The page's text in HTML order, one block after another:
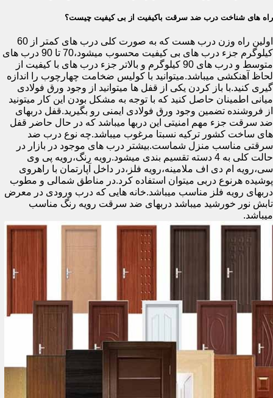
راه های شناخت درب ضد سرقت باکیفیت از بی کیفیت چیست؟
اولین راه وزن درب هست که به صورت کلی درب های کمتر از 60
کیلوگرم جزء درب های بی کیفیت محسوب میشود،70 تا 90 درب های
متوسط و درب های 90 کیلوگرم و بالاتر جزء درب های با کیفیت از
لحاظ آهنکشی میباشد.میتوانید با کولیس ضخامت چهارچوب را اندازه
گیری کنید.با باز کردن یکی از قفل ها میتوانید از وجود ورق فولادی
میانی اطمینان حاصل کنید که با توجه به مشکل بودن این کار میتونید
از فروشنده تضمین وجود ورق فولادی ایمنی رو بگیرید.قفل دربهای
ضد سرقت جزء مهم امنیتی این دربها میباشد که در حال حاضر قفل
های ساخت کشور ترکیه نسبتا مرغوب میباشد.چه نوع درب ضد
سرقتی مناسب منزل شماست.بیشتر درب های موجود در بازار در
حالت کلی به 4 دسته تقسیم بندی میشود.رویه رنگ،رویه پی وی
سی،رویه ام دی اف ملامینه،رویه فلز،در داخل آپارتمان با راهروی
پوشیده هرنوع دربی میتوان استفاده کرد.در مناطق شمالی و مطوب
دربهای رویه فلز مناسب میباشد.خانه هایی که درب ورودی در معرض
تابش نور خورشید میباشد دربهای ضد سرقت رویه رنگ مناسب
میباشد.